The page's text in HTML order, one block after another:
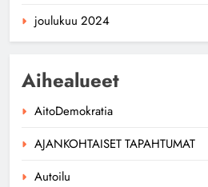
joulukuu 2024
Aihealueet
AitoDemokratia
AJANKOHTAISET TAPAHTUMAT
Autoilu